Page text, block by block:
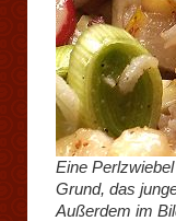
Eine
Grund, das
Außerdem im